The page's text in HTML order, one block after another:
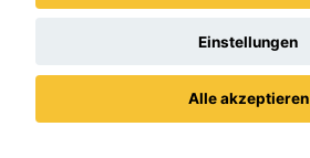
Einstellungen
Alle akzeptieren